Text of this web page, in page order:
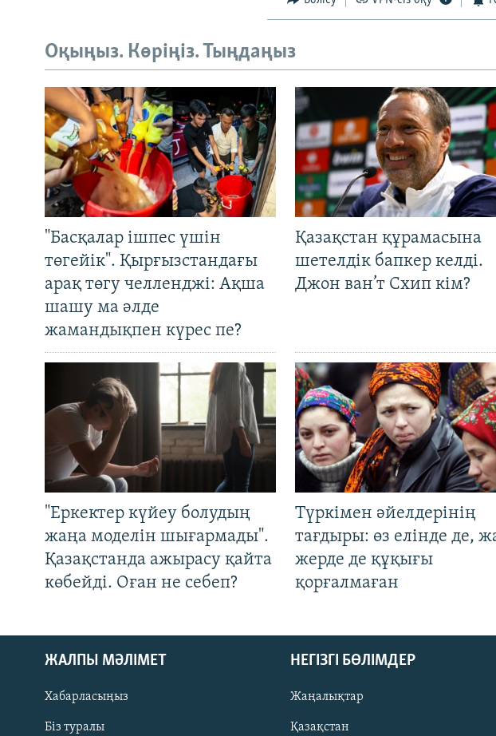
Оқыңыз. Көріңіз. Тыңдаңыз
"Басқалар ішпес үшін
төгейік". Қырғызстандағы
арақ төгу челленджі: Ақша
шашу ма әлде
жамандықпен күрес пе?
Қазақстан құрамасына
шетелдік бапкер келді.
Джон ван’т Схип кім?
"Еркектер күйеу болудың
жаңа моделін шығармады".
Қазақстанда ажырасу қайта
көбейді. Оған не себеп?
Түркімен әйелдерінің
тағдыры: өз елінде де,
жерде де құқығы
қорғалмаған
ЖАЛПЫ МӘЛІМЕТ
Хабарласыңыз
Біз туралы
НЕГІЗГІ БӨЛІМДЕР
Жаңалықтар
Қазақстан